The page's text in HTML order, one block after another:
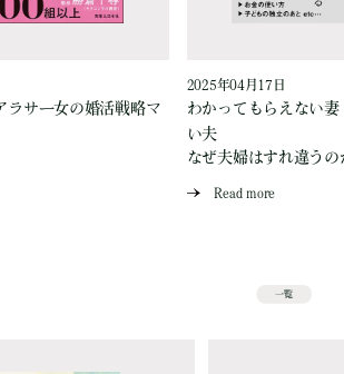
サー女の婚活戦略マ
2025年04月17日
わかってもらえない
い夫
なぜ夫婦はすれ違うの
Read more
一覧